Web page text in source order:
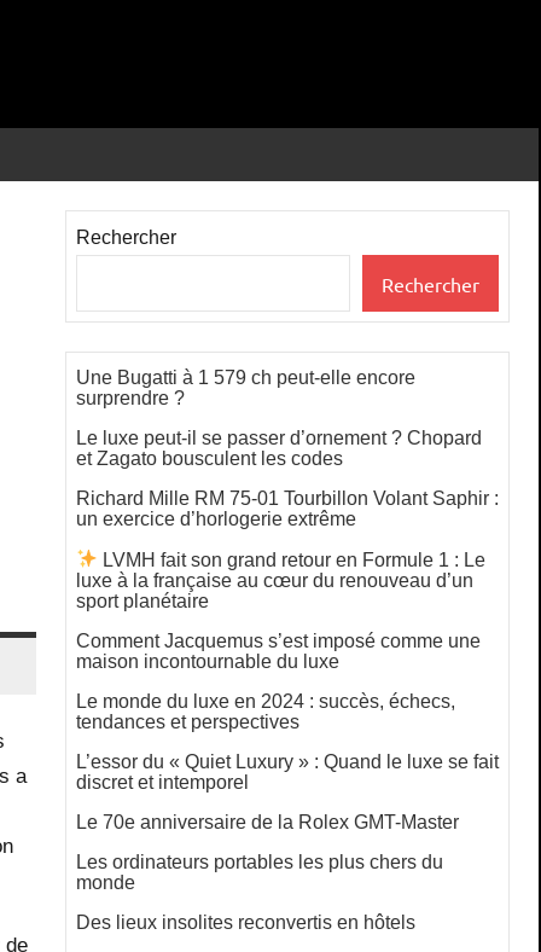
a
de
Rechercher
Rechercher
Une Bugatti à 1 579 ch peut-elle encore
surprendre ?
Le luxe peut-il se passer d’ornement ? Chopard
et Zagato bousculent les codes
Richard Mille RM 75-01 Tourbillon Volant Saphir :
un exercice d’horlogerie extrême
LVMH fait son grand retour en Formule 1 : Le
luxe à la française au cœur du renouveau d’un
sport planétaire
Comment Jacquemus s’est imposé comme une
maison incontournable du luxe
Le monde du luxe en 2024 : succès, échecs,
tendances et perspectives
L’essor du « Quiet Luxury » : Quand le luxe se fait
discret et intemporel
Le 70e anniversaire de la Rolex GMT-Master
Les ordinateurs portables les plus chers du
monde
Des lieux insolites reconvertis en hôtels